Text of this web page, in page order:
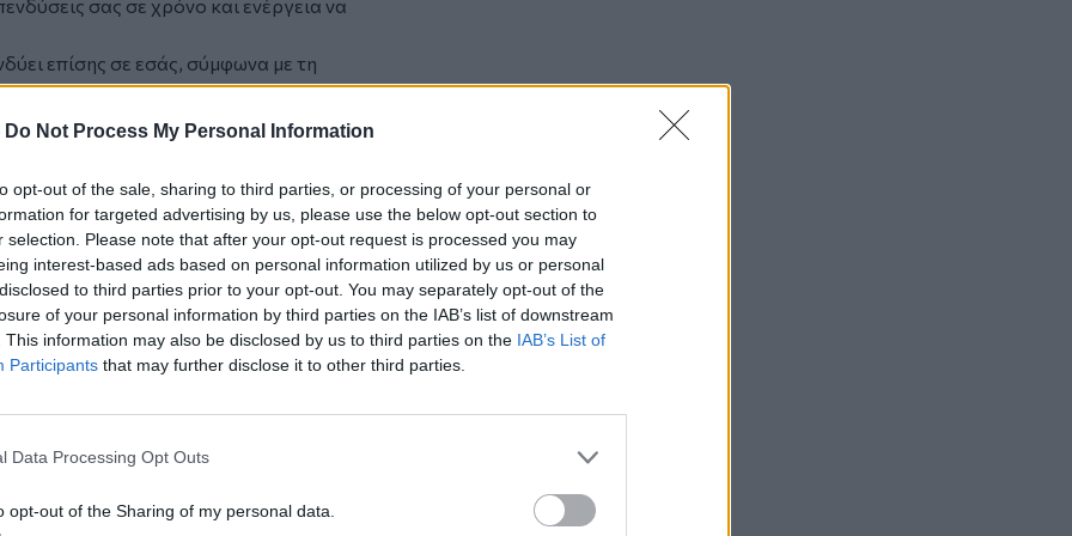
Do Not Process My Personal Information
opt-out of the sale, sharing to third parties, or processing of your personal or
for targeted advertising by us, please use the below opt-out section to
selection. Please note that after your opt-out request is processed you may
interest-based ads based on personal information utilized by us or personal
to third parties prior to your opt-out. You may separately opt-out of the
of your personal information by third parties on the IAB’s list of downstream
This information may also be disclosed by us to third parties on the IAB’s List of
Participants that may further disclose it to other third parties.
Data Processing Opt Outs
opt-out of the Sharing of my personal data.
σας σε χρόνο και ενέργεια να
επίσης σε εσάς, σύμφωνα με τη
από το σύμπαν – «Θα σταθείτε
ενέργεια αυτής της περιόδου
του προσωπικού σας εισοδήματος.
ρίσκα ή να εκτεθείτε
για να ξεκινήσετε.
αστρολογίας να βρίσκονται στο
και αφθονία μέχρι τις 30 Ιουνίου,
ευκαιρίες μέχρι τις 13 Ιουνίου.
Διδύμους, που «αναδεικνύει
πραγματικά «καταπληκτική»
Hathor.
ότι θα έρθετε πιο κοντά με φίλους που
Ρόδος: Έσπασε ο κάβος και τραυμάτισε
ναυτικό